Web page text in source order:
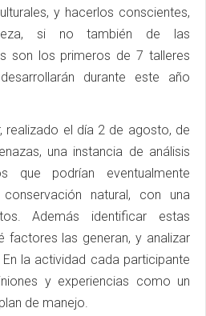
y hacerlos conscientes,
si no también de las
son los primeros de 7 talleres
durante este año
realizado el día 2 de agosto, de
una instancia de análisis
que podrían eventualmente
natural, con una
Además identificar estas
factores las generan, y analizar
la actividad cada participante
y experiencias como un
de manejo.